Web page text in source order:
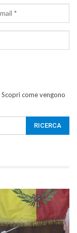
Scopri come vengono